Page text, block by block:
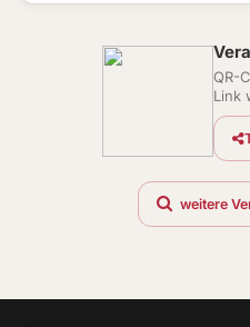
QR-
Link
weitere